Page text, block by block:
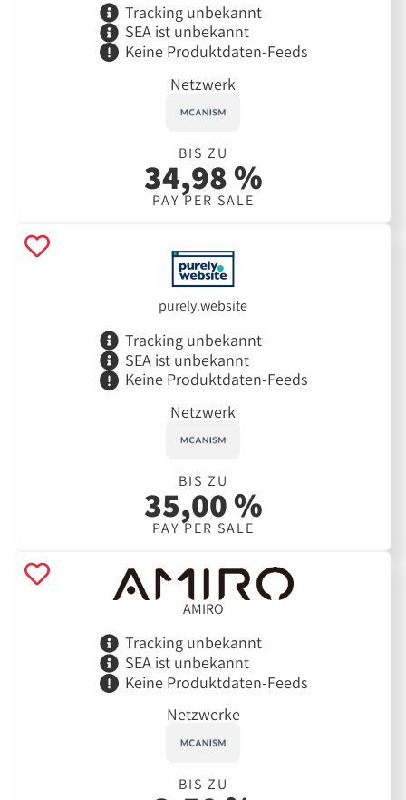
Tracking unbekannt
SEA ist unbekannt
Keine Produktdaten-Feeds
Netzwerk
BIS ZU
34,98 %
PAY PER SALE
purely.website
Tracking unbekannt
SEA ist unbekannt
Keine Produktdaten-Feeds
Netzwerk
BIS ZU
35,00 %
PAY PER SALE
AMIRO
Tracking unbekannt
SEA ist unbekannt
Keine Produktdaten-Feeds
Netzwerke
BIS ZU